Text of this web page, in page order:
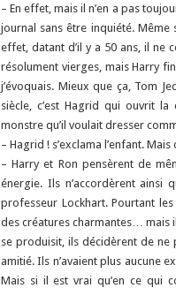
– En effet, mais il n’en a pas
journal sans être inquiété. Même
effet, datant d’il y a 50 ans, il ne
résolument vierges, mais Harry
j’évoquais. Mieux que ça, Tom
siècle, c’est Hagrid qui ouvrit
monstre qu’il voulait dresser
– Hagrid ! s’exclama l’enfant.
– Harry et Ron pensèrent de
énergie. Ils n’accordèrent ainsi
professeur Lockhart. Pourtant
des créatures charmantes… mais
se produisit, ils décidèrent de ne
amitié. Ils n’avaient plus aucune
Mais si il est vrai qu’en ce qui